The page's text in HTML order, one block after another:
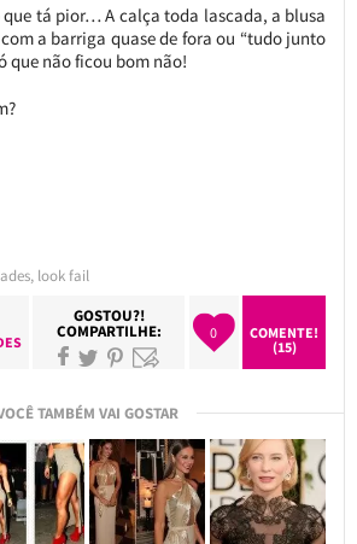
que tá pior… A calça toda lascada, a blusa
a barriga quase de fora ou “tudo junto
que não ficou bom não!
, look fail
GOSTOU?!
COMPARTILHE: 0
COMENTE!
(15)
TAMBÉM VAI GOSTAR